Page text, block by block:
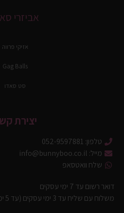
אביזרי
אזיקי פרווה
Gag Balls
סט סאדו
יצירת
טלפון: 052-9597881
מייל: info@bunnyboo.co.il
שלח וואטסאפ
דואר רשום עד 7 ימי עסקים
משלוח עם שליח עד 3 ימי עסקים (עד 5 ימי עסקים לישובים מרוחקים)